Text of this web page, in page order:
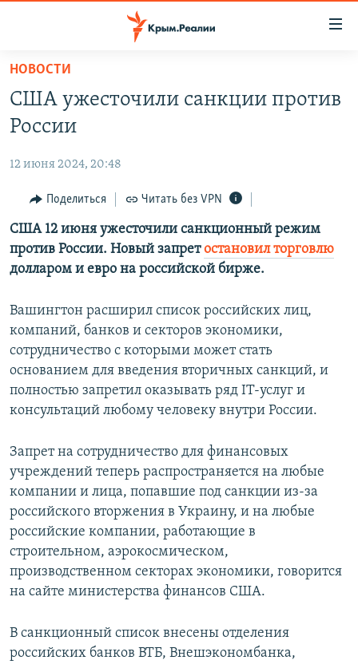
Вернуться
основному
содержанию
навигации
Вернутся
поиску
СПЕЦПРОЕКТЫ
КАРТА ВОЕННЫХ ОБЪЕКТОВ КРЫМА
11 ЛЕТ ОККУПАЦИИ КРЫМА. 11 ИСТОРИЙ СОПРОТИВЛЕНИЯ
ИСТОРИЯ
ЕЩЕ
ИНТЕРАКТИВ
СОВЕТЫ ПРАВОЗАЩИТНИКОВ
ПОБЕДИТЕЛЕЙ НЕ СУДЯТ?
КРЫМ.НЕПОКОРЕННЫЙ
УКРАИНСКАЯ ПРОБЛЕМА КРЫМА
РАДІО СВОБОДА
КАК ОБОЙТИ БЛОКИРОВКУ
Qırımtatar
ПРИСОЕДИНЯЙТЕСЬ!
Все сайты RFE/RL
НОВОСТИ
США ужесточили санкции против
России
12 июня 2024, 20:48
Поделиться Читать без VPN
США 12 июня ужесточили санкционный режим
против России. Новый запретостановил торговлю
долларом и евро на российской бирже.
Вашингтон расширил список российских лиц,
компаний, банков и секторов экономики,
сотрудничество с которыми может стать
основанием для введения вторичных санкций, и
полностью запретил оказывать ряд IT-услуг и
консультаций любому человеку внутри России.
Запрет на сотрудничество для финансовых
учреждений теперь распространяется на любые
компании и лица, попавшие под санкции из-за
российского вторжения в Украину, и на любые
российские компании, работающие в
строительном, аэрокосмическом,
производственном секторах экономики, говорится
на сайте министерства финансов США.
В санкционный список внесены отделения
российских банков ВТБ, Внешэкономбанка,